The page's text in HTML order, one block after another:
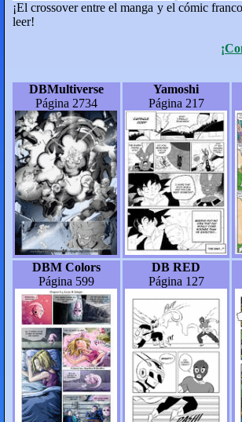
¡El crossover entre el manga y el cómic
leer!
DBMultiverse
Página 2734
Yamoshi
Página 217
DBM Colors
Página 599
DB RED
Página 127